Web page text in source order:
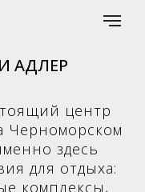
АДЛЕР
центр
Черноморском
здесь
для отдыха:
комплексы,